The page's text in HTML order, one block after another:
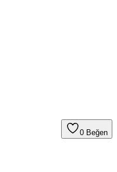
0 Beğen